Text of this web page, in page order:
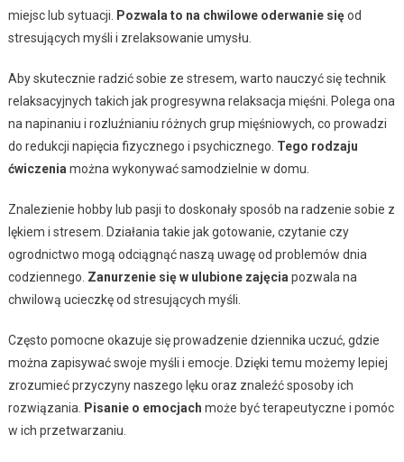
miejsc lub sytuacji. Pozwala to na chwilowe oderwanie sięod
stresujących myśli i zrelaksowanie umysłu.
Aby skutecznie radzić sobie ze stresem, warto nauczyć się technik
relaksacyjnych takich jak progresywna relaksacja mięśni. Polega ona
na napinaniu i rozluźnianiu różnych grup mięśniowych, co prowadzi
do redukcji napięcia fizycznego i psychicznego. Tego rodzaju
ćwiczeniamożna wykonywać samodzielnie w domu.
Znalezienie hobby lub pasji to doskonały sposób na radzenie sobie z
lękiem i stresem. Działania takie jak gotowanie, czytanie czy
ogrodnictwo mogą odciągnąć naszą uwagę od problemów dnia
codziennego. Zanurzenie się w ulubione zajęciapozwala na
chwilową ucieczkę od stresujących myśli.
Często pomocne okazuje się prowadzenie dziennika uczuć, gdzie
można zapisywać swoje myśli i emocje. Dzięki temu możemy lepiej
zrozumieć przyczyny naszego lęku oraz znaleźć sposoby ich
rozwiązania. Pisanie o emocjach może być terapeutyczne i pomóc
w ich przetwarzaniu.